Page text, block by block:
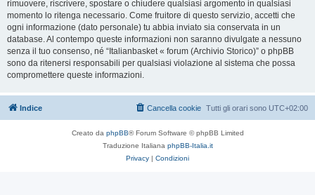
rimuovere, riscrivere, spostare o chiudere qualsiasi argomento in qualsiasi
momento lo ritenga necessario. Come fruitore di questo servizio, accetti che
ogni informazione (dato personale) tu abbia inviato sia conservata in un
database. Al contempo queste informazioni non saranno divulgate a nessuno
senza il tuo consenso, né “Italianbasket « forum (Archivio Storico)” o phpBB
sono da ritenersi responsabili per qualsiasi violazione al sistema che possa
compromettere queste informazioni.
Indice Tutti gli orari sono UTC+02:00
Cancella cookie
Creato da phpBB® Forum Software © phpBB Limited
Traduzione Italiana phpBB-Italia.it
Privacy | Condizioni